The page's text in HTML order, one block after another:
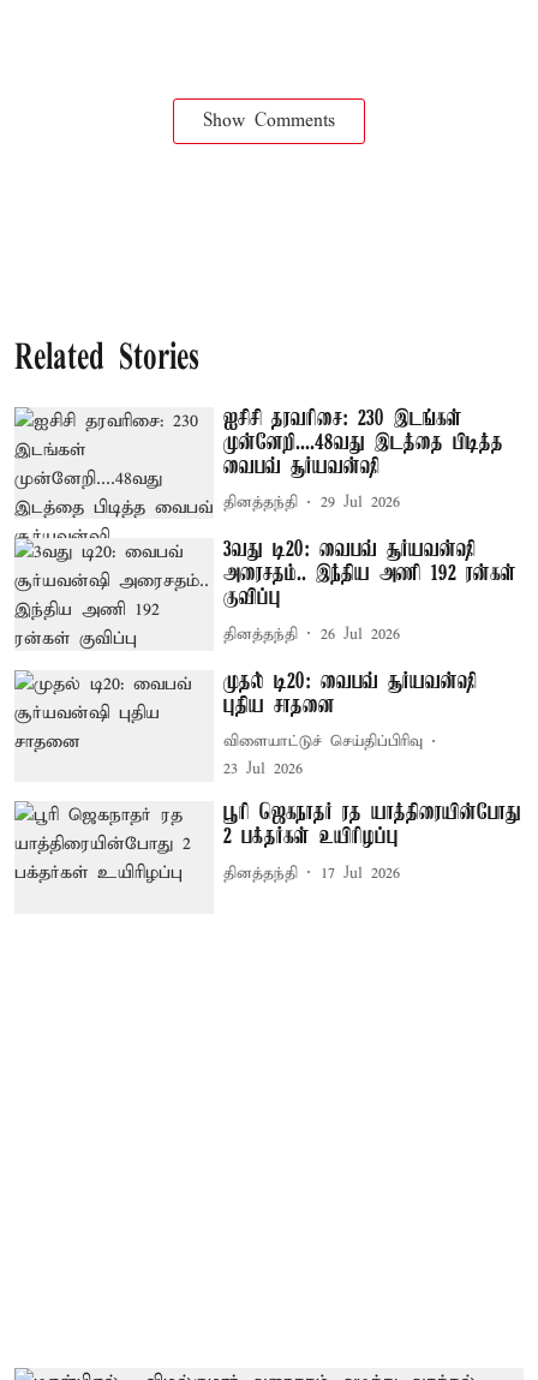
Show Comments
Related Stories
ஐசிசி தரவரிசை: 230 இடங்கள்
முன்னேறி....48வது இடத்தை பிடித்த
வைபவ் சூர்யவன்ஷி
தினத்தந்தி 29 Jul 2026
3வது டி20: வைபவ் சூர்யவன்ஷி
அரைசதம்.. இந்திய அணி 192 ரன்கள்
குவிப்பு
தினத்தந்தி 26 Jul 2026
முதல் டி20: வைபவ் சூர்யவன்ஷி
புதிய சாதனை
விளையாட்டுச் செய்திப்பிரிவு
23 Jul 2026
பூரி ஜெகநாதர் ரத யாத்திரையின்போது
2 பக்தர்கள் உயிரிழப்பு
தினத்தந்தி 17 Jul 2026